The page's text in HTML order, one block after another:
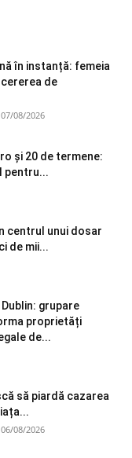
în instanță: femeia
de
07/08/2026
și 20 de termene:
pentru...
centrul unui dosar
de mii...
grupare
proprietăți
de...
să piardă cazarea
06/08/2026